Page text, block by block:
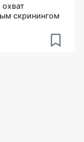
скринингом